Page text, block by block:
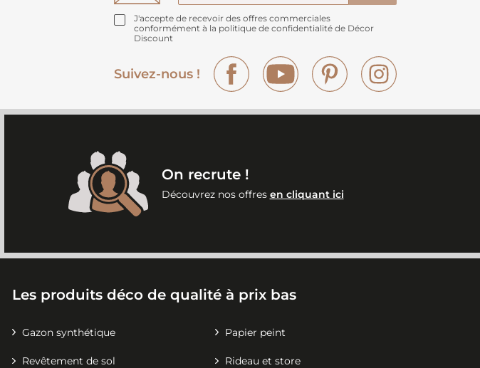
J'accepte de recevoir des offres commerciales
conformément à la politique de confidentialité de Décor
Discount
Suivez-nous !
Facebook YouTube Pinterest
On recrute !
Découvrez nos offres en cliquant ici
Les produits déco de qualité à prix bas
Gazon synthétique Papier peint
Revêtement de sol Rideau et store